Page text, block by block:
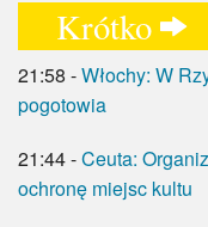
Świat
Ekonomia
Myśl
Krótko
21:58 -Włochy: W
pogotowia
21:44 -Ceuta:
ochronę miejsc kultu